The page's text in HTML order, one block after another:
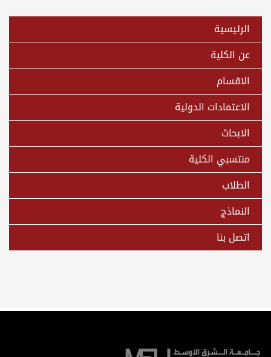
الرئيسية
عن الكلية
الاقسام
الاعتمادات الدولية
الابحاث
منتسبي الكلية
الطلاب
النماذج
اتصل بنا